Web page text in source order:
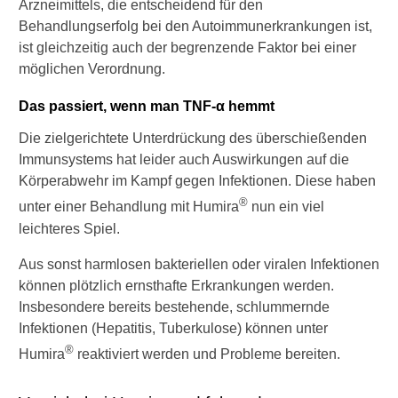
Arzneimittels, die entscheidend für den
Behandlungserfolg bei den Autoimmunerkrankungen ist,
ist gleichzeitig auch der begrenzende Faktor bei einer
möglichen Verordnung.
Das passiert, wenn man TNF-α hemmt
Die zielgerichtete Unterdrückung des überschießenden
Immunsystems hat leider auch Auswirkungen auf die
Körperabwehr im Kampf gegen Infektionen. Diese haben
unter einer Behandlung mit Humira® nun ein viel
leichteres Spiel.
Aus sonst harmlosen bakteriellen oder viralen Infektionen
können plötzlich ernsthafte Erkrankungen werden.
Insbesondere bereits bestehende, schlummernde
Infektionen (Hepatitis, Tuberkulose) können unter
Humira® reaktiviert werden und Probleme bereiten.
u
n
g
m
g
l
i
h
k
i
t
g
i